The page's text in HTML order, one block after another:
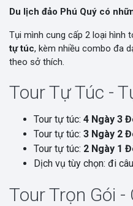
Du lịch đảo Phú Quý có
Tụi mình cung cấp 2 loại hình
tự túc, kèm nhiều combo đa
theo sở thích.
Tour Tự Túc -
Tour tự túc: 4 Ngày 3
Tour tự túc: 3 Ngày 2
Tour tự túc: 2 Ngày 1
Dịch vụ tùy chọn: đi
Tour Trọn Gói -